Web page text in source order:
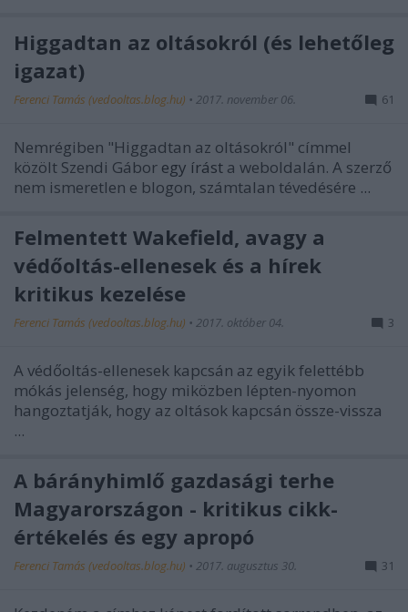
Higgadtan az oltásokról (és lehetőleg
igazat)
Ferenci Tamás (vedooltas.blog.hu) • 2017. november 06. 61
Nemrégiben "Higgadtan az oltásokról" címmel
közölt Szendi Gábor egy írást a weboldalán. A szerző
nem ismeretlen e blogon, számtalan tévedésére ...
Felmentett Wakefield, avagy a
védőoltás-ellenesek és a hírek
kritikus kezelése
Ferenci Tamás (vedooltas.blog.hu) • 2017. október 04. 3
A védőoltás-ellenesek kapcsán az egyik felettébb
mókás jelenség, hogy miközben lépten-nyomon
hangoztatják, hogy az oltások kapcsán össze-vissza
...
A bárányhimlő gazdasági terhe
Magyarországon - kritikus cikk-
értékelés és egy apropó
Ferenci Tamás (vedooltas.blog.hu) • 2017. augusztus 30. 31